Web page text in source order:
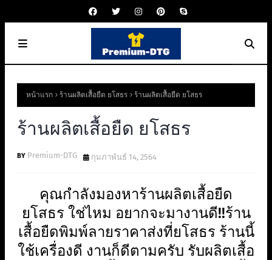
หน้าแรก ร้านผลิตเสื้อยืด ยโสธร ร้านผลิตเสื้อยืด ยโสธร
ร้านผลิตเสื้อยืด ยโสธร
Premium-DTG กุมภาพันธ์ 14, 2564
คุณกำลังมองหาร้านผลิตเสื้อยืด
ยโสธร ใช่ไหม อยากจะมางานดี!!ร้าน
เสื้อยืดพิมพ์ลายราคาส่งที่ยโสธร ร้านนี้
ใช้เครื่องดี งานก็ดีตามครับ รับผลิตเสื้อ